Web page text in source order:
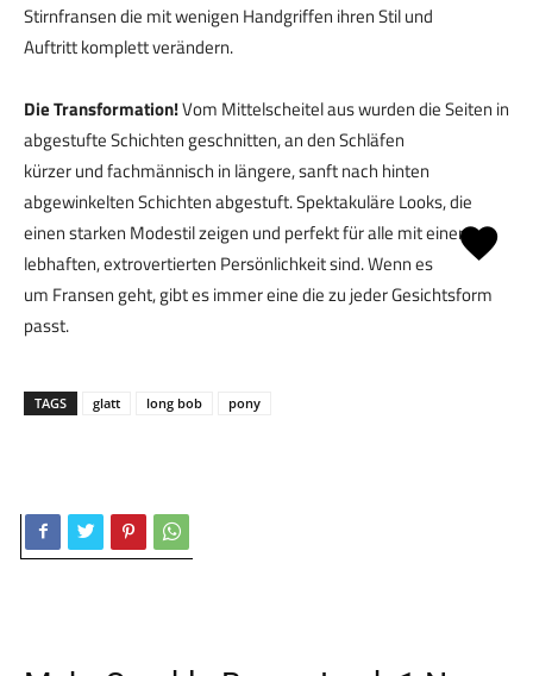
Stirnfransen die mit wenigen Handgriffen ihren Stil und
Auftritt komplett verändern.
Die Transformation!Vom Mittelscheitel aus wurden die Seiten in
abgestufte Schichten geschnitten, an den Schläfen
kürzer und fachmännisch in längere, sanft nach hinten
abgewinkelten Schichten abgestuft. Spektakuläre Looks, die
einen starken Modestil zeigen und perfekt für alle mit einer
lebhaften, extrovertierten Persönlichkeit sind. Wenn es
um Fransen geht, gibt es immer eine die zu jeder Gesichtsform
passt.
TAGS glatt long bob pony